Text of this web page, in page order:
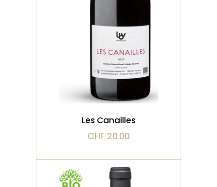
souffre très faible. Levure
VOIR LE PRODUIT
Les Canailles
CHF 20.00